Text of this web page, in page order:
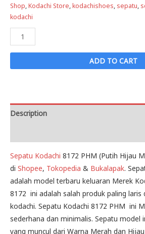
Shop,Kodachi Store,kodachishoes, sepatu,
kodachi
Sepatu
Kodachi
PHM
Merah)
ADD TO CART
Description
Sepatu Kodachi 8172 PHM (Putih Hijau
di Shopee, Tokopedia & Bukalapak.
adalah model terbaru keluaran Merek
8172 ini adalah salah produk paling laris
kodachi. Sepatu Kodachi 8172 PHM ini
sederhana dan minimalis. Sepatu model
yang muncul dari Warna Merah dan